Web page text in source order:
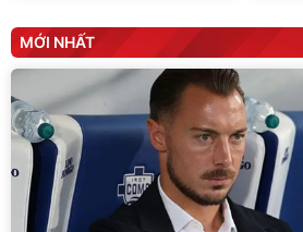
MỚI NHẤT